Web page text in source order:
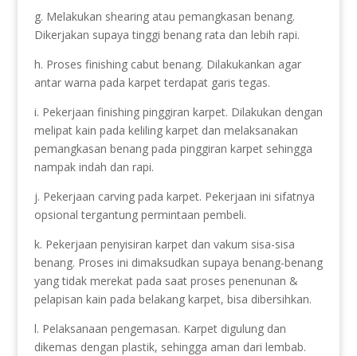
g. Melakukan shearing atau pemangkasan benang.
Dikerjakan supaya tinggi benang rata dan lebih rapi.
h. Proses finishing cabut benang. Dilakukankan agar
antar warna pada karpet terdapat garis tegas.
i. Pekerjaan finishing pinggiran karpet. Dilakukan dengan
melipat kain pada keliling karpet dan melaksanakan
pemangkasan benang pada pinggiran karpet sehingga
nampak indah dan rapi.
j. Pekerjaan carving pada karpet. Pekerjaan ini sifatnya
opsional tergantung permintaan pembeli.
k. Pekerjaan penyisiran karpet dan vakum sisa-sisa
benang. Proses ini dimaksudkan supaya benang-benang
yang tidak merekat pada saat proses penenunan &
pelapisan kain pada belakang karpet, bisa dibersihkan.
l. Pelaksanaan pengemasan. Karpet digulung dan
dikemas dengan plastik, sehingga aman dari lembab.